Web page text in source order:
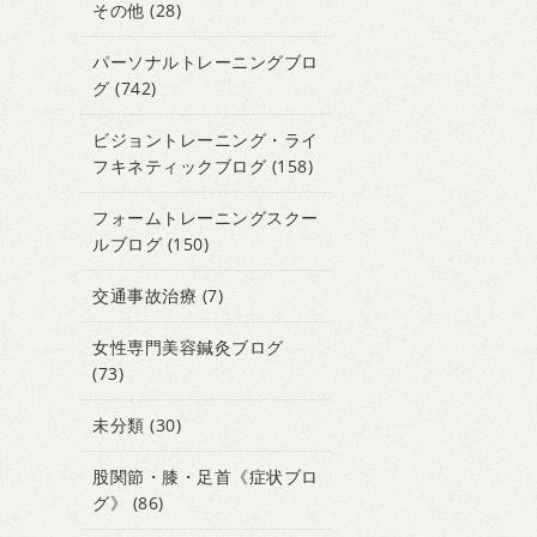
その他 (28)
パーソナルトレーニングブロ
グ (742)
ビジョントレーニング・ライ
フキネティックブログ (158)
フォームトレーニングスクー
ルブログ(150)
交通事故治療 (7)
女性専門美容鍼灸ブログ
(73)
未分類 (30)
股関節・膝・足首《症状ブロ
グ》
(86)